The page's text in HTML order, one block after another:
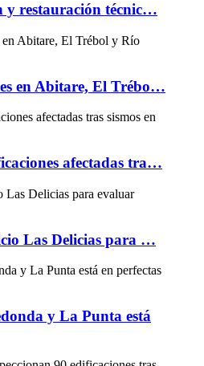
y restauración técnic…
en Abitare, El Trébo…
afectadas tra…
Las Delicias para …
y La Punta está